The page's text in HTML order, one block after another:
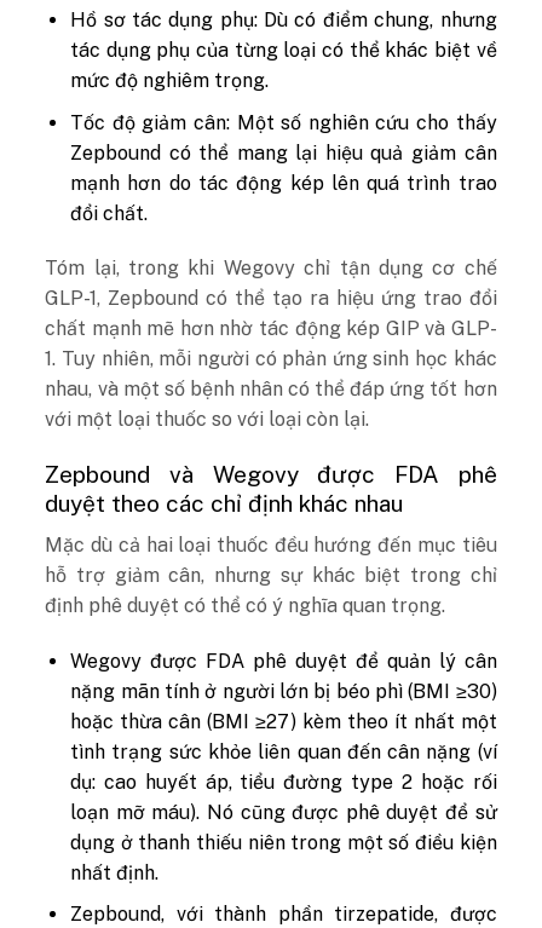
Hồ sơ tác dụng phụ: Dù có điểm chung, nhưng
tác dụng phụ của từng loại có thể khác biệt về
mức độ nghiêm trọng.
Tốc độ giảm cân: Một số nghiên cứu cho thấy
Zepbound có thể mang lại hiệu quả giảm cân
mạnh hơn do tác động kép lên quá trình trao
đổi chất.
Tóm lại, trong khi Wegovy chỉ tận dụng cơ chế
GLP-1, Zepbound có thể tạo ra hiệu ứng trao đổi
chất mạnh mẽ hơn nhờ tác động kép GIP và GLP-
1. Tuy nhiên, mỗi người có phản ứng sinh học khác
nhau, và một số bệnh nhân có thể đáp ứng tốt hơn
với một loại thuốc so với loại còn lại.
Zepbound và Wegovy được FDA phê
duyệt theo các chỉ định khác nhau
Mặc dù cả hai loại thuốc đều hướng đến mục tiêu
hỗ trợ giảm cân, nhưng sự khác biệt trong chỉ
định phê duyệt có thể có ý nghĩa quan trọng.
Wegovy được FDA phê duyệt để quản lý cân
nặng mãn tính ở người lớn bị béo phì (BMI ≥30)
hoặc thừa cân (BMI ≥27) kèm theo ít nhất một
tình trạng sức khỏe liên quan đến cân nặng (ví
dụ: cao huyết áp, tiểu đường type 2 hoặc rối
loạn mỡ máu). Nó cũng được phê duyệt để sử
dụng ở thanh thiếu niên trong một số điều kiện
nhất định.
Zepbound, với thành phần tirzepatide, được